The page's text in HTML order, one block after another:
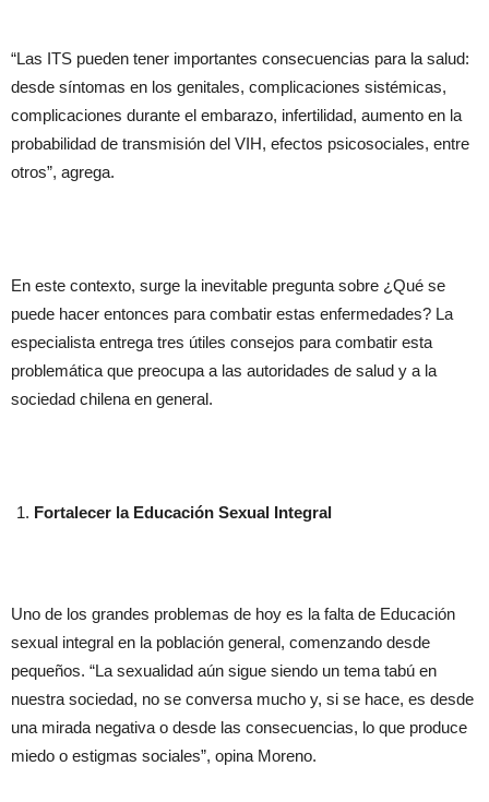
“Las ITS pueden tener importantes consecuencias para la salud:
desde síntomas en los genitales, complicaciones sistémicas,
complicaciones durante el embarazo, infertilidad, aumento en la
probabilidad de transmisión del VIH, efectos psicosociales, entre
otros”, agrega.
En este contexto, surge la inevitable pregunta sobre ¿Qué se
puede hacer entonces para combatir estas enfermedades? La
especialista entrega tres útiles consejos para combatir esta
problemática que preocupa a las autoridades de salud y a la
sociedad chilena en general.
Fortalecer la Educación Sexual Integral
Uno de los grandes problemas de hoy es la falta de Educación
sexual integral en la población general, comenzando desde
pequeños. “La sexualidad aún sigue siendo un tema tabú en
nuestra sociedad, no se conversa mucho y, si se hace, es desde
una mirada negativa o desde las consecuencias, lo que produce
miedo o estigmas sociales”, opina Moreno.